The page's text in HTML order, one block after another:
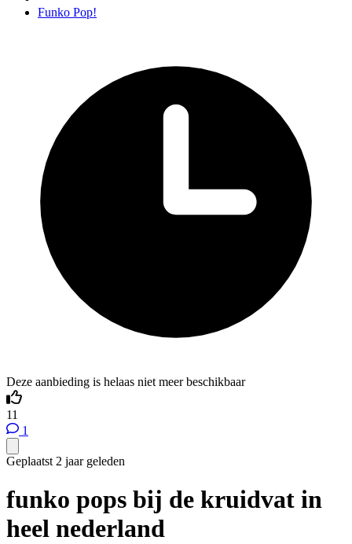
Funko Pop!
Deze aanbieding is helaas niet meer beschikbaar
11
1
Geplaatst 2 jaar geleden
funko pops bij de kruidvat in
heel nederland